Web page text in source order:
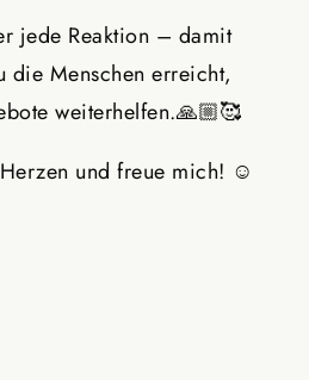
jede Reaktion – damit
die Menschen erreicht,
weiterhelfen.🙏🏼🥰
und freue mich! ☺️